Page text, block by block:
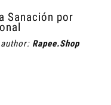
Sanación por
author: Rapee.Shop